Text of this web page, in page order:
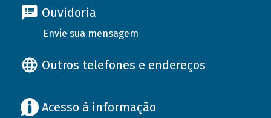
Ouvidoria
Envie sua mensagem
Outros telefones e endereços
Acesso à informação